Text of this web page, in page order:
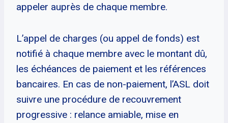
appeler auprès de chaque membre.
L’appel de charges (ou appel de fonds) est
notifié à chaque membre avec le montant dû,
les échéances de paiement et les références
bancaires. En cas de non-paiement, l’ASL doit
suivre une procédure de recouvrement
progressive : relance amiable, mise en